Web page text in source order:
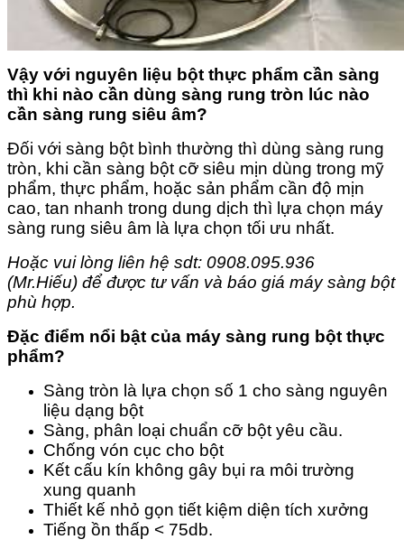
Vậy với nguyên liệu bột thực phẩm cần sàng
thì khi nào cần dùng sàng rung tròn lúc nào
cần sàng rung siêu âm?
Đối với sàng bột bình thường thì dùng sàng rung
tròn, khi cần sàng bột cỡ siêu mịn dùng trong mỹ
phẩm, thực phẩm, hoặc sản phẩm cần độ mịn
cao, tan nhanh trong dung dịch thì lựa chọn máy
sàng rung siêu âm là lựa chọn tối ưu nhất.
Hoặc vui lòng liên hệ sdt: 0908.095.936
(Mr.Hiếu) để được tư vấn và báo giá máy sàng bột
phù hợp.
Đặc điểm nổi bật của máy sàng rung bột thực
phẩm?
Sàng tròn là lựa chọn số 1 cho sàng nguyên
liệu dạng bột
Sàng, phân loại chuẩn cỡ bột yêu cầu.
Chống vón cục cho bột
Kết cấu kín không gây bụi ra môi trường
xung quanh
Thiết kế nhỏ gọn tiết kiệm diện tích xưởng
Tiếng ồn thấp < 75db.